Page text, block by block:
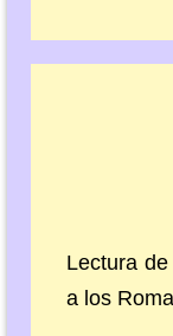
Lectura
a los